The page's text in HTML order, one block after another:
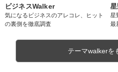
ビジネスWalker
気になるビジネスのアレコレ、ヒット
の裏側を徹底調査
星
最
テーマwalkerを